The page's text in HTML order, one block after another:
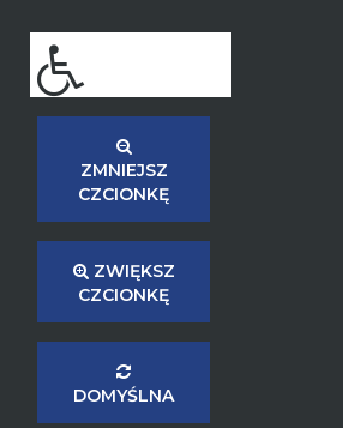
ZMNIEJSZ
CZCIONKĘ
ZWIĘKSZ
CZCIONKĘ
DOMYŚLNA